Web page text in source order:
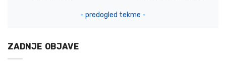
- predogled tekme -
ZADNJE OBJAVE